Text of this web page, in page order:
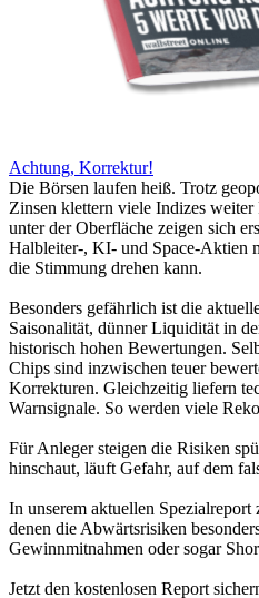
Achtung, Korrektur!
Die Börsen laufen heiß. Trotz
Zinsen klettern viele Indizes
unter der Oberfläche zeigen sich
Halbleiter-, KI- und Space-Aktien
die Stimmung drehen kann.
Besonders gefährlich ist die
Saisonalität, dünner Liquidität in
historisch hohen Bewertungen.
Chips sind inzwischen teuer
Korrekturen. Gleichzeitig liefern
Warnsignale. So werden viele
Für Anleger steigen die Risiken
hinschaut, läuft Gefahr, auf dem
In unserem aktuellen
denen die Abwärtsrisiken
Gewinnmitnahmen oder sogar
Jetzt den kostenlosen Report